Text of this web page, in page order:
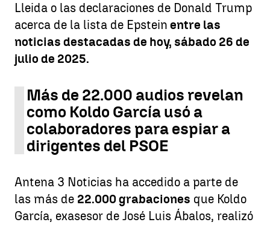
Lleida o las declaraciones de Donald Trump
acerca de la lista de Epstein entre las
noticias destacadas de hoy, sábado 26 de
julio de 2025.
Más de 22.000 audios revelan
como Koldo García usó a
colaboradores para espiar a
dirigentes del PSOE
Antena 3 Noticias ha accedido a parte de
las más de 22.000 grabaciones que Koldo
García, exasesor de José Luis Ábalos, realizó